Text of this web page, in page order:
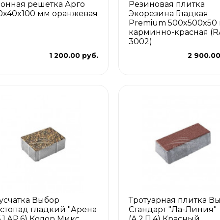
решетка Арго
мм оранжевая
1 200.00 руб.
Резиновая плитка
Экорезина Гладкая
Premium
карминно-красная
3002)
2
Выбор
гладкий "Арена
Тротуарная плитка
Стандарт "Ла-Линия"